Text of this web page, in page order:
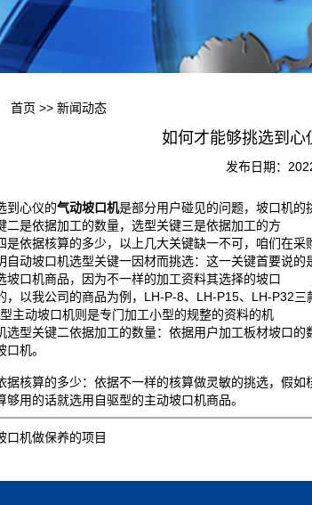
首页 >> 新闻动态
如何才能够挑选到心
发布日期：
到心仪的气动坡口机是部分用户碰见的问题，坡口机
二是依据加工的数量，选型关键三是依据加工的方
是依据核算的多少，以上几大关键缺一不可，咱们在采
自动坡口机选型关键一因材而挑选：这一关键首要说
坡口机商品，因为不一样的加工资料其选择的坡口
，以我公司的商品为例，LH-P-8、LH-P15、LH-P32
主动坡口机则是专门加工小型的规整的资料的机
选型关键二依据加工的数量：依据用户加工板材坡口
机。
据核算的多少：依据不一样的核算做灵敏的挑选，假
够用的话就选用自驱型的主动坡口机商品。
口机做保养的项目